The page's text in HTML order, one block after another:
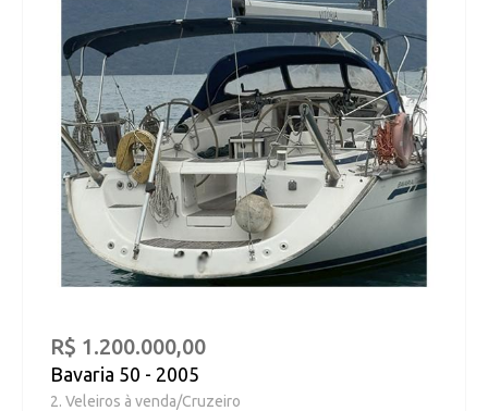
R$ 1.200.000,00
Bavaria 50 - 2005
2. Veleiros à venda/Cruzeiro